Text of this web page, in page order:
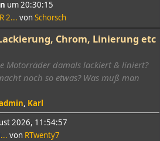
um 20:30:15
2... von Schorsch
Chrom, Linierung etc
Motorräder damals lackiert & liniert?
noch so etwas? Was muß man
, Karl
2026, 11:54:57
von RTwenty7